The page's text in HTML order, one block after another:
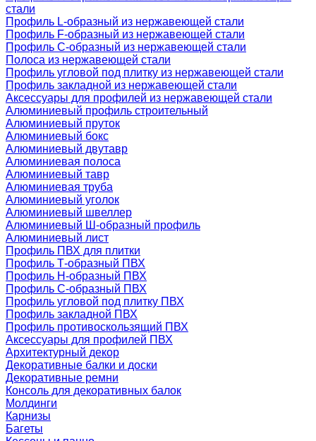
стали
Профиль L-образный из нержавеющей стали
Профиль F-образный из нержавеющей стали
Профиль C-образный из нержавеющей стали
Полоса из нержавеющей стали
Профиль угловой под плитку из нержавеющей стали
Профиль закладной из нержавеющей стали
Аксессуары для профилей из нержавеющей стали
Алюминиевый профиль строительный
Алюминиевый пруток
Алюминиевый бокс
Алюминиевый двутавр
Алюминиевая полоса
Алюминиевый тавр
Алюминиевая труба
Алюминиевый уголок
Алюминиевый швеллер
Алюминиевый Ш-образный профиль
Алюминиевый лист
Профиль ПВХ для плитки
Профиль Т-образный ПВХ
Профиль H-образный ПВХ
Профиль C-образный ПВХ
Профиль угловой под плитку ПВХ
Профиль закладной ПВХ
Профиль противоскользящий ПВХ
Аксессуары для профилей ПВХ
Архитектурный декор
Декоративные балки и доски
Декоративные ремни
Консоль для декоративных балок
Молдинги
Карнизы
Багеты